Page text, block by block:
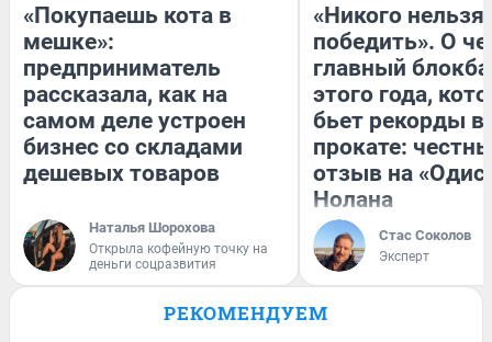
«Покупаешь кота в
мешке»:
предприниматель
рассказала, как на
самом деле устроен
бизнес со складами
дешевых товаров
Наталья Шорохова
Открыла кофейную точку на
деньги соцразвития
«Никого нельзя
победить». О
главный
этого года,
бьет рекорды в
прокате:
отзыв на
Нолана
Стас Соколов
Эксперт
РЕКОМЕНДУЕМ